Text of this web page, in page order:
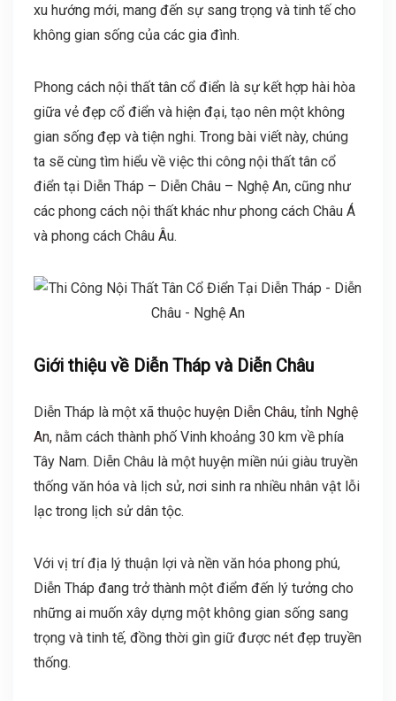
xu hướng mới, mang đến sự sang trọng và tinh tế cho
không gian sống của các gia đình.
Phong cách nội thất tân cổ điển là sự kết hợp hài hòa
giữa vẻ đẹp cổ điển và hiện đại, tạo nên một không
gian sống đẹp và tiện nghi. Trong bài viết này, chúng
ta sẽ cùng tìm hiểu về việc thi công nội thất tân cổ
điển tại Diễn Tháp – Diễn Châu – Nghệ An, cũng như
các phong cách nội thất khác như phong cách Châu Á
và phong cách Châu Âu.
Giới thiệu về Diễn Tháp và Diễn Châu
Diễn Tháp là một xã thuộc huyện Diễn Châu, tỉnh Nghệ
An,nằm cách thành phố Vinh khoảng 30 km về phía
Tây Nam. Diễn Châu là một huyện miền núi giàu truyền
thống văn hóa và lịch sử, nơi sinh ra nhiều nhân vật lỗi
lạc trong lịch sử dân tộc.
Với vị trí địa lý thuận lợi và nền văn hóa phong phú,
Diễn Tháp đang trở thành một điểm đến lý tưởng cho
những ai muốn xây dựng một không gian sống sang
trọng và tinh tế, đồng thời gìn giữ được nét đẹp truyền
thống.